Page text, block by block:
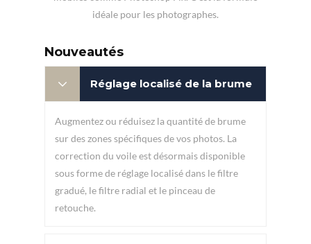
idéale pour les photographes.
Nouveautés
Réglage localisé de la brume
Augmentez ou réduisez la quantité de brume
sur des zones spécifiques de vos photos. La
correction du voile est désormais disponible
sous forme de réglage localisé dans le filtre
gradué, le filtre radial et le pinceau de
retouche.